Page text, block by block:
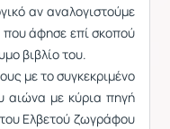
αν αναλογιστούμε
άφησε επί σκοπού
βιβλίο του.
με το συγκεκριμένο
αιώνα με κύρια πηγή
Ελβετού ζωγράφου